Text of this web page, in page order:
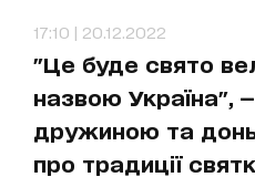
17:10 | 20.12.2022
"Це буде свято
назвою Україна",
дружиною та
про традиції